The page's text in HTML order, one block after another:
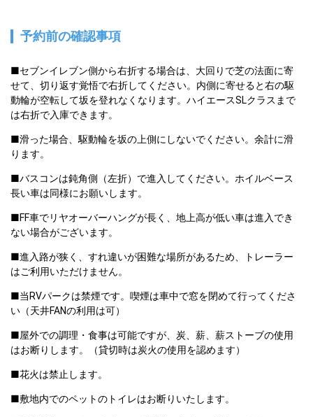
予約前の確認事項
■セブンイレブン側から右折する場合は、大回りで芝の法面に寄
せて、切り返す覚悟で右折してください。内側に寄せると右の駆
動輪が空転して坂を登れなくなります。ハイエースSLクラスまで
は右折で入庫できます。
■滑った場合、駆動輪を坂の上側にしないでください。余計に滑
ります。
■バスコンは鈍角側（左折）で進入してください。ホイルベース
長い車は同様にお願いします。
■FF車でリヤオーバーハングが長く、地上高が低い車は進入でき
ない場合がございます。
■進入路が狭く、すれ違いが困難な場所があるため、トレーラー
はご利用いただけません。
■当RVパークは禁煙です。喫煙は車中で窓を閉めて行ってくださ
い（天井FANの利用は可）
■屋外での調理・食事は可能ですが、炭、薪、薪ストーブの使用
はお断りします。（貸切時は炭火の使用を認めます）
■花火は禁止します。
■敷地内でのペットのトイレはお断りいたします。